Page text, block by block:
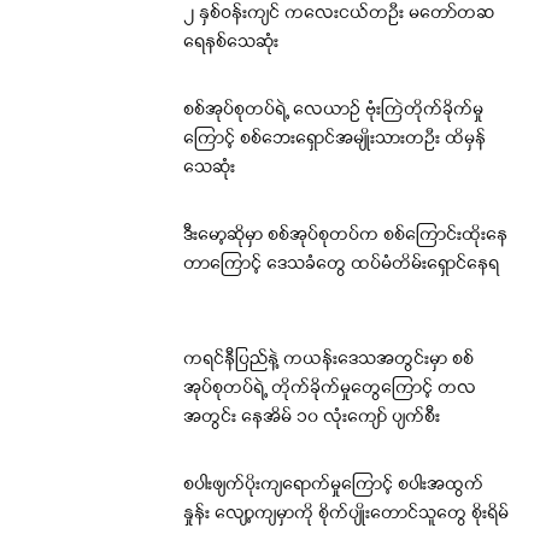
၂ နှစ်ဝန်းကျင် ကလေးငယ်တဦး မတော်တဆ
ရေနစ်သေဆုံး
စစ်အုပ်စုတပ်ရဲ့ လေယာဉ် ဗုံးကြဲတိုက်ခိုက်မှု
ကြောင့် စစ်ဘေးရှောင်အမျိုးသားတဦး ထိမှန်
သေဆုံး
ဒီးမော့ဆိုမှာ စစ်အုပ်စုတပ်က စစ်ကြောင်းထိုးနေ
တာကြောင့် ဒေသခံတွေ ထပ်မံတိမ်းရှောင်နေရ
ကရင်နီပြည်နဲ့ ကယန်းဒေသအတွင်းမှာ စစ်
အုပ်စုတပ်ရဲ့ တိုက်ခိုက်မှုတွေကြောင့် တလ
အတွင်း နေအိမ် ၁၀ လုံးကျော် ပျက်စီး
စပါးဖျက်ပိုးကျရောက်မှုကြောင့် စပါးအထွက်
နှုန်း လျော့ကျမှာကို စိုက်ပျိုးတောင်သူတွေ စိုးရိမ်